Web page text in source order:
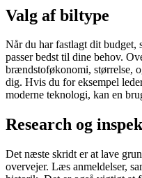
Valg af biltype
Når du har fastlagt dit budget,
passer bedst til dine behov.
brændstoføkonomi, størrelse,
dig. Hvis du for eksempel
moderne teknologi, kan en
Research og
Det næste skridt er at lave
overvejer. Læs anmeldelser,